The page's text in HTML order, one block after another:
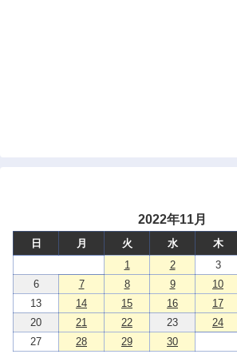
2022年11月
日 月 火 水 木
1
2 3
6
7 8 9 10
13
14 15 16 17
20
21 22 23 24
27
28 29 30